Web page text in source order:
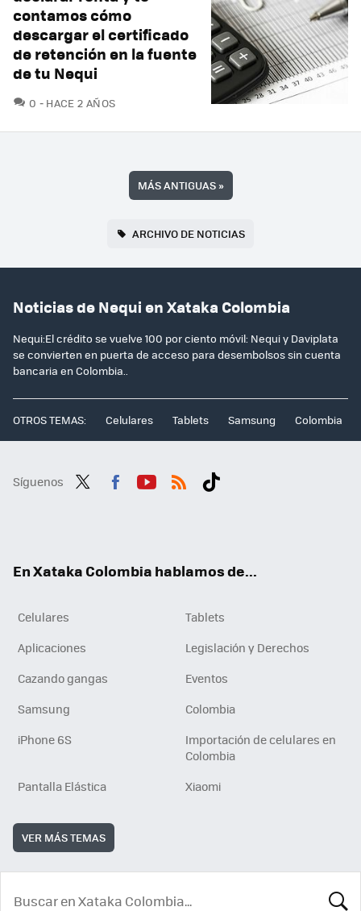
contamos cómo
descargar el certificado
de retención en la fuente
de tu Nequi
0 COMENTARIOS
HACE 2 AÑOS
MÁS ANTIGUAS»
ARCHIVO DE NOTICIAS
Noticias de Nequi en Xataka Colombia
Nequi:El crédito se vuelve 100 por ciento móvil: Nequi y Daviplata
se convierten en puerta de acceso para desembolsos sin cuenta
bancaria en Colombia..
OTROS TEMAS: Celulares Tablets Samsung Colombia
Síguenos
En Xataka Colombia hablamos de...
Celulares
Tablets
Aplicaciones
Legislación y Derechos
Cazando gangas
Eventos
Samsung
Colombia
iPhone 6S
Importación de celulares en
Colombia
Pantalla Elástica
Xiaomi
VER MÁS TEMAS